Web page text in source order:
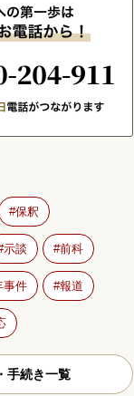
保釈
示談 前科
事件 報道
手続き一覧